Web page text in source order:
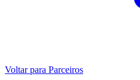
Voltar para Parceiros